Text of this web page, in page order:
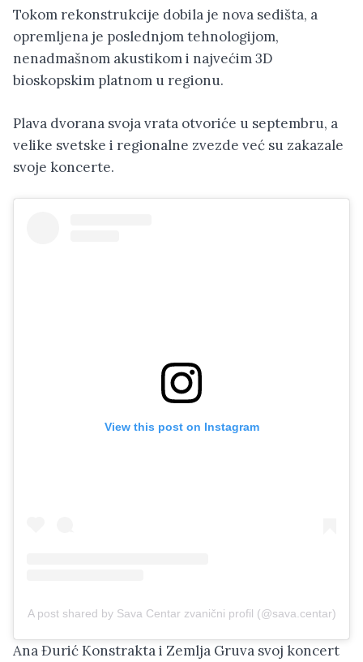
Tokom rekonstrukcije dobila je nova sedišta, a
opremljena je poslednjom tehnologijom,
nenadmašnom akustikom i najvećim 3D
bioskopskim platnom u regionu.
Plava dvorana svoja vrata otvoriće u septembru, a
velike svetske i regionalne zvezde već su zakazale
svoje koncerte.
View this post on Instagram
A post shared by Sava Centar zvanični profil (@sava.centar)
Ana Đurić Konstrakta i Zemlja Gruva svoj koncert